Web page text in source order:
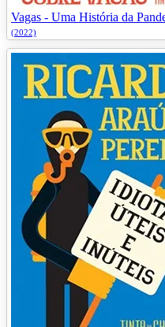
Vagas - Uma História da
(2022)